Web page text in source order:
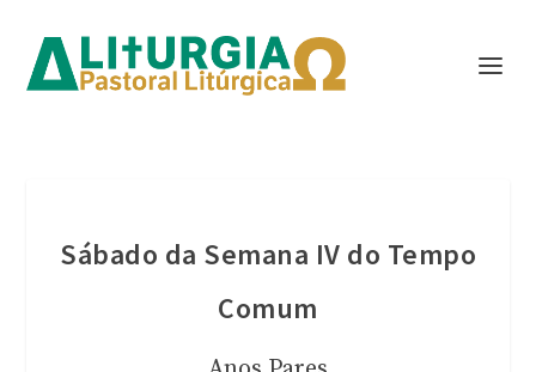
Sábado da Semana IV do Tempo
Comum